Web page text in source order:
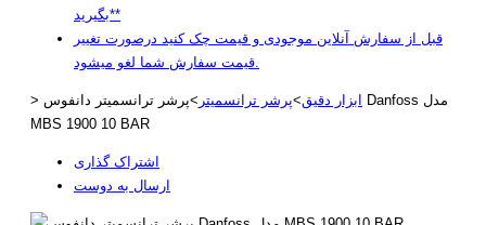
بگیرید**
قبل از سفارش آنلاین موجودی و قیمت چک کنید درصورت تغییر
قیمت سفارش شما لغو میشود.
> ابزار دقیق>پرشر ترانسمیتر >پرشر ترانسمیتر دانفوس Danfoss مدل
MBS 1900 10 BAR
اشتراک گذاری
ارسال به دوست